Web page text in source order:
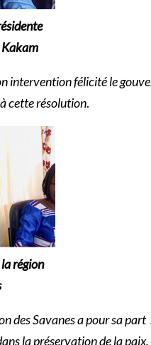
Kakam
intervention félicité le
cette résolution.
la région
des Savanes a pour sa
la préservation de la